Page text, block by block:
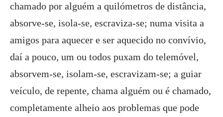
chamado por alguém a quilómetros de distância,
absorve-se, isola-se, escraviza-se; numa visita a
amigos para aquecer e ser aquecido no convívio,
daí a pouco, um ou todos puxam do telemóvel,
absorvem-se, isolam-se, escravizam-se; a guiar
veículo, de repente, chama alguém ou é chamado,
completamente alheio aos problemas que pode